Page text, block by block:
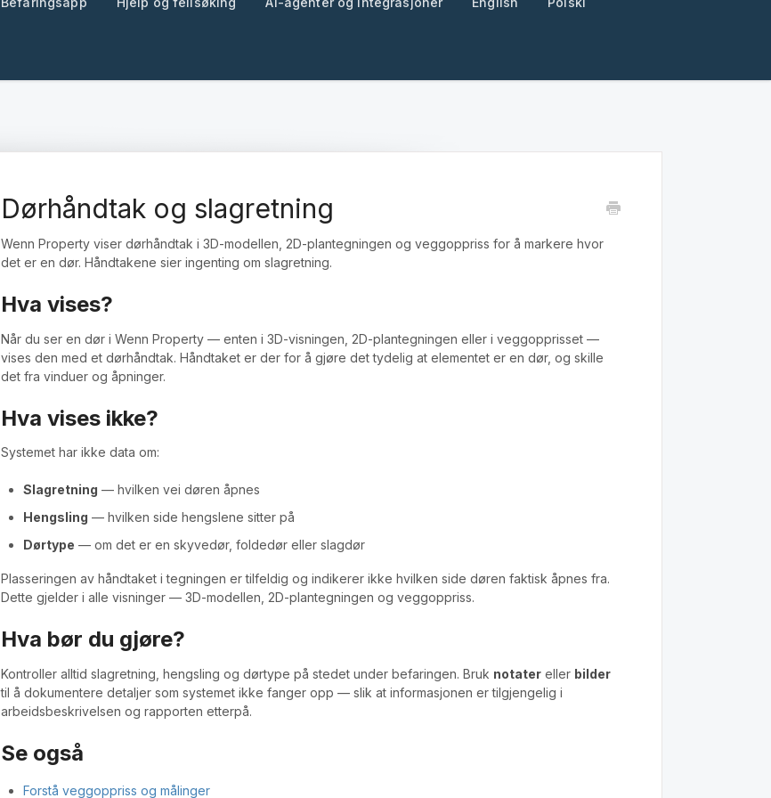
Dørhåndtak og slagretning
Wenn Property viser dørhåndtak i 3D-modellen, 2D-plantegningen og veggoppriss for å markere hvor
det er en dør. Håndtakene sier ingenting om slagretning.
Hva vises?
Når du ser en dør i Wenn Property — enten i 3D-visningen, 2D-plantegningen eller i veggopprisset —
vises den med et dørhåndtak. Håndtaket er der for å gjøre det tydelig at elementet er en dør, og skille
det fra vinduer og åpninger.
Hva vises ikke?
Systemet har ikke data om:
Slagretning — hvilken vei døren åpnes
Hengsling — hvilken side hengslene sitter på
Dørtype — om det er en skyvedør, foldedør eller slagdør
Plasseringen av håndtaket i tegningen er tilfeldig og indikerer ikke hvilken side døren faktisk åpnes fra.
Dette gjelder i alle visninger — 3D-modellen, 2D-plantegningen og veggoppriss.
Hva bør du gjøre?
Kontroller alltid slagretning, hengsling og dørtype på stedet under befaringen. Bruk notater eller bilder
til å dokumentere detaljer som systemet ikke fanger opp — slik at informasjonen er tilgjengelig i
arbeidsbeskrivelsen og rapporten etterpå.
Se også
Forstå veggoppriss og målinger